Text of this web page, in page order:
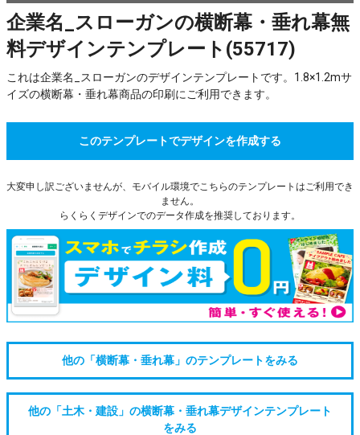
企業名_スローガンの横断幕・垂れ幕無
料デザインテンプレート(55717)
これは企業名_スローガンのデザインテンプレートです。1.8×1.2mサ
イズの横断幕・垂れ幕商品の印刷にご利用できます。
このテンプレートでデザインを作成する
大変申し訳ございませんが、モバイル環境でこちらのテンプレートはご利用でき
ません。
らくらくデザインでのデータ作成を推奨しております。
他の「横断幕・垂れ幕」のテンプレートをみる
他の「土木・建設」の横断幕・垂れ幕デザインテンプレート
をみる